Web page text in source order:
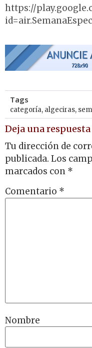
https://
Tags
categoría, algeciras,
Deja una respuesta
Tu dirección de
publicada. Los
marcados con *
Comentario *
Nombre